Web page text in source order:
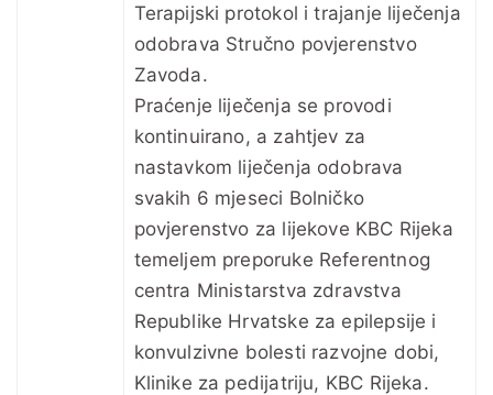
Terapijski protokol i trajanje liječenja
odobrava Stručno povjerenstvo
Zavoda.
Praćenje liječenja se provodi
kontinuirano, a zahtjev za
nastavkom liječenja odobrava
svakih 6 mjeseci Bolničko
povjerenstvo za lijekove KBC Rijeka
temeljem preporuke Referentnog
centra Ministarstva zdravstva
Republike Hrvatske za epilepsije i
konvulzivne bolesti razvojne dobi,
Klinike za pedijatriju, KBC Rijeka.